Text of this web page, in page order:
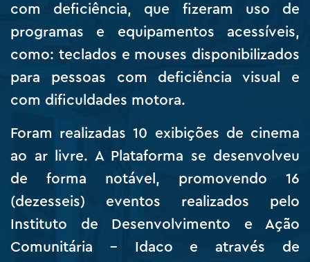
com deficiência, que fizeram uso de
programas e equipamentos acessíveis,
como: teclados e mouses disponibilizados
para pessoas com deficiência visual e
com dificuldades motora.
Foram realizadas 10 exibições de cinema
ao ar livre. A Plataforma se desenvolveu
de forma notável, promovendo 16
(dezesseis) eventos realizados pelo
Instituto de Desenvolvimento e Ação
Comunitária – Idaco e através de